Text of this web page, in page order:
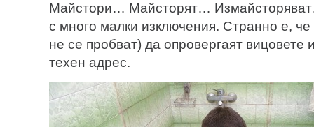
Майстори… Майсторят…
с много малки изключения. Странно е, че
не се пробват) да опровергаят вицовете
техен адрес.